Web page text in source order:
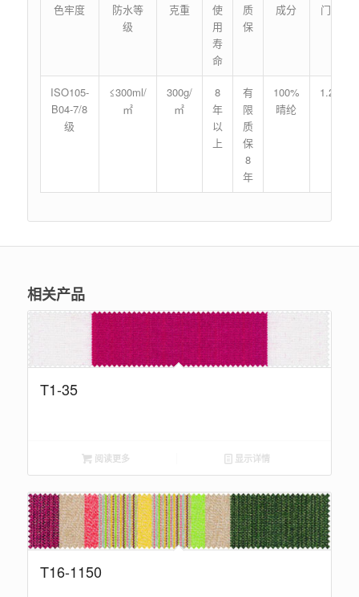
色牢度
防水等
级
克重
使
用
寿
命
质
保
成分 门幅
ISO105-
B04-7/8
级
≤300ml/
㎡
300g/
㎡
8
年
以
上
有
限
质
保
8
年
100%
晴纶
1.2m
相关产品
T1-35
阅读更多 显示详情
T16-1150